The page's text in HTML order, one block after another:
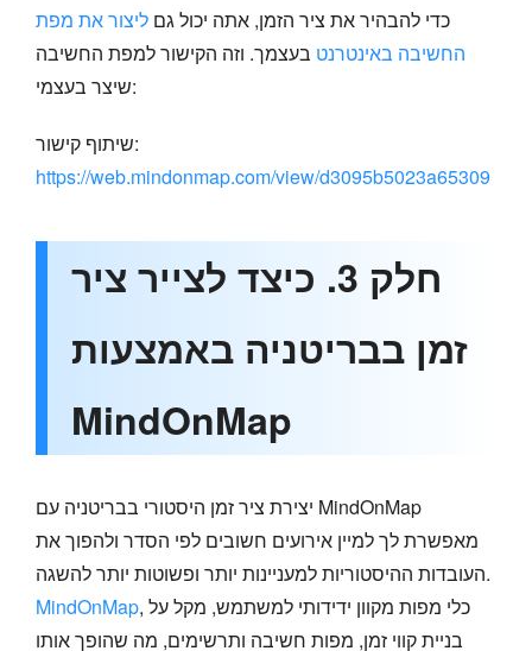
כדי להבהיר את ציר הזמן, אתה יכול גם ליצור את מפת
החשיבה באינטרנט בעצמך. וזה הקישור למפת החשיבה
שיצר בעצמי:
שיתוף קישור:
https://web.mindonmap.com/view/d3095b5023a65309
חלק 3. כיצד לצייר ציר
זמן בבריטניה באמצעות
MindOnMap
יצירת ציר זמן היסטורי בבריטניה עם MindOnMap
מאפשרת לך למיין אירועים חשובים לפי הסדר ולהפוך את
העובדות ההיסטוריות למעניינות יותר ופשוטות יותר להשגה.
MindOnMap, כלי מפות מקוון ידידותי למשתמש, מקל על
בניית קווי זמן, מפות חשיבה ותרשימים, מה שהופך אותו